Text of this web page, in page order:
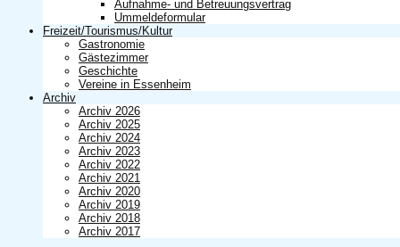
Aufnahme- und Betreuungsvertrag
Ummeldeformular
Freizeit/Tourismus/Kultur
Gastronomie
Gästezimmer
Geschichte
Vereine in Essenheim
Archiv
Archiv 2026
Archiv 2025
Archiv 2024
Archiv 2023
Archiv 2022
Archiv 2021
Archiv 2020
Archiv 2019
Archiv 2018
Archiv 2017